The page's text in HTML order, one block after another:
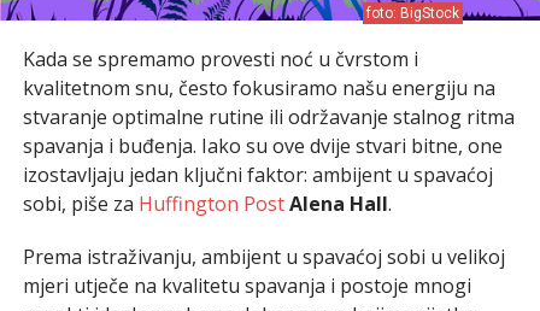
foto: BigStock
Kada se spremamo provesti noć u čvrstom i
kvalitetnom snu, često fokusiramo našu energiju na
stvaranje optimalne rutine ili održavanje stalnog ritma
spavanja i buđenja. Iako su ove dvije stvari bitne, one
izostavljaju jedan ključni faktor: ambijent u spavaćoj
sobi, piše za Huffington PostAlena Hall.
Prema istraživanju, ambijent u spavaćoj sobi u velikoj
mjeri utječe na kvalitetu spavanja i postoje mnogi